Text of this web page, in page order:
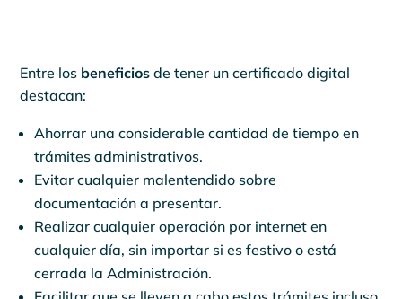
Entre los beneficios de tener un certificado digital
destacan:
Ahorrar una considerable cantidad de tiempo en
trámites administrativos.
Evitar cualquier malentendido sobre
documentación a presentar.
Realizar cualquier operación por internet en
cualquier día, sin importar si es festivo o está
cerrada la Administración.